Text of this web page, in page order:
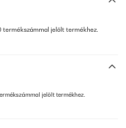
termékszámmal jelölt termékhez.
jelölt termékhez.